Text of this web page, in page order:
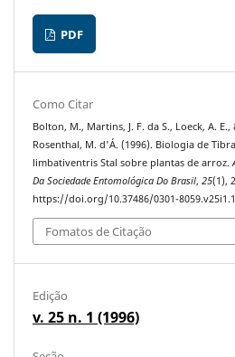
PDF
Como Citar
Bolton, M., Martins, J. F. da S., Loeck, A. E.,
Rosenthal, M. d'Á. (1996). Biologia de
limbativentris Stal sobre plantas de arroz.
Da Sociedade Entomológica Do Brasil,25(1),
https://doi.org/10.37486/0301-
Fomatos de Citação
Edição
v. 25 n. 1 (1996)